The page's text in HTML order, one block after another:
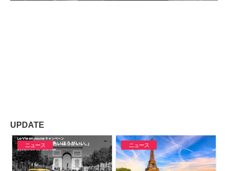
UPDATE
ニュース ニュース